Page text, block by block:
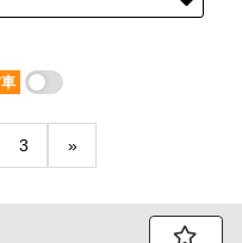
会員専用ページはこちら
ログイン
安い順
高い順
短い順
3 »